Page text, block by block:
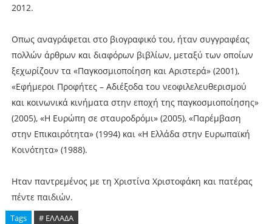
2012.
Οπως αναγράφεται στο βιογραφικό του, ήταν συγγραφέας
πολλών άρθρων και διαφόρων βιβλίων, μεταξύ των οποίων
ξεχωρίζουν τα «Παγκοσμιοποίηση και Αριστερά» (2001),
«Εφήμεροι Προφήτες – Αδιέξοδα του νεοφιλελευθερισμού
και κοινωνικά κινήματα στην εποχή της παγκοσμιοποίησης»
(2005), «Η Ευρώπη σε σταυροδρόμι» (2005), «Παρέμβαση
στην Επικαιρότητα» (1994) και «Η Ελλάδα στην Ευρωπαϊκή
Κοινότητα» (1988).
Ηταν παντρεμένος με τη Χριστίνα Χριστοφάκη και πατέρας
πέντε παιδιών.
Tags # ΕΛΛΑΔΑ